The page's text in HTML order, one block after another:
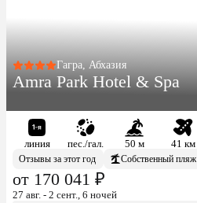
Гагра, Абхазия
Amra Park Hotel & Spa
линия пес./гал. 50 м 41 км
Отзывы за этот год
Собственный пляж
от 170 041 ₽
27 авг. - 2 сент., 6 ночей